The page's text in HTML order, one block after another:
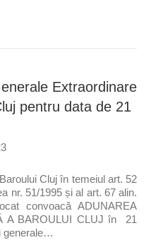
Extraordinare
pentru data de 21
Cluj în temeiul art. 52
nr. 51/1995 și al art. 67 alin.
convoacă ADUNAREA
A BAROULUI CLUJ în 21
generale…